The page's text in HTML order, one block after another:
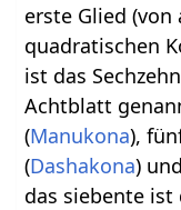
erste Glied
quadratischen
ist das
Achtblatt
(Manukona),
(Dashakona)
das siebente ist